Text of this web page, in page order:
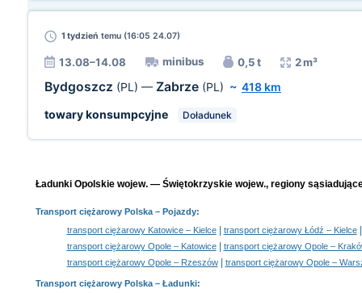
1 tydzień temu (16:05 24.07)
13.08–14.08 minibus 0,5 t 2 m³
Bydgoszcz (PL) — Zabrze (PL) ~ 418 km
towary konsumpcyjne
Doładunek
Ładunki Opolskie wojew. — Świętokrzyskie wojew., regiony
Transport ciężarowy Polska– Pojazdy:
transport ciężarowy Katowice – Kielce| transport ciężarowy Łódź – Kielce
transport ciężarowy Opole – Katowice|
transport ciężarowy Opole –
transport ciężarowy Opole – Rzeszów| transport ciężarowy Opole –
Transport ciężarowy Polska – Ładunki: